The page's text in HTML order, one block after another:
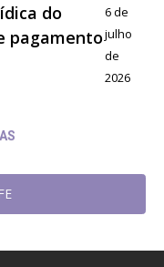
do
pagamento
6 de
julho
de
2026